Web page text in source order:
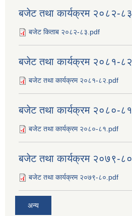
बजेट तथा कार्यक्रम २०८२-८३
बजेट किताब २०८२-८३.pdf
बजेट तथा कार्यक्रम २०८१-८२
बजेट तथा कार्यक्रम २०८१-८२.pdf
बजेट तथा कार्यक्रम २०८०-८१
बजेट तथा कार्यक्रम २०८०-८१.pdf
बजेट तथा कार्यक्रम २०७९-८०
बजेट तथा कार्यक्रम २०७९-८०.pdf
अन्य